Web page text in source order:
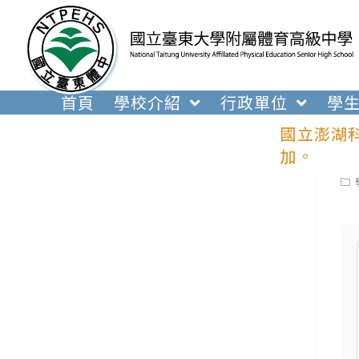
內
首頁 學校介紹 行政單位 學
國立澎湖
加。